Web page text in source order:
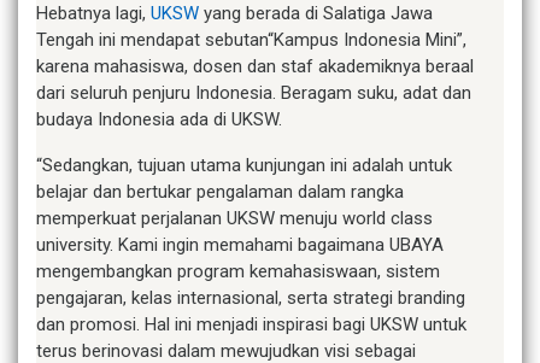
Hebatnya lagi, UKSW yang berada di Salatiga Jawa
Tengah ini mendapat sebutan“Kampus Indonesia Mini”,
karena mahasiswa, dosen dan staf akademiknya beraal
dari seluruh penjuru Indonesia. Beragam suku, adat dan
budaya Indonesia ada di UKSW.
“Sedangkan, tujuan utama kunjungan ini adalah untuk
belajar dan bertukar pengalaman dalam rangka
memperkuat perjalanan UKSW menuju world class
university. Kami ingin memahami bagaimana UBAYA
mengembangkan program kemahasiswaan, sistem
pengajaran, kelas internasional, serta strategi branding
dan promosi. Hal ini menjadi inspirasi bagi UKSW untuk
terus berinovasi dalam mewujudkan visi sebagai